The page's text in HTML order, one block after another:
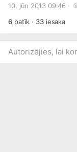
10. jūn 2013 09:46 ·
6patīk · 33iesaka
Autorizējies, lai